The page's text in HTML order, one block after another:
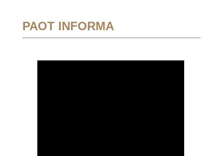
PAOT INFORMA